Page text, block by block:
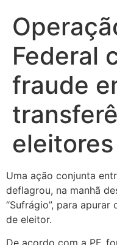
Federal
fraude
eleitores
Uma ação conjunta
deflagrou, na manhã
“Sufrágio”, para
de eleitor.
De acordo com a PF,